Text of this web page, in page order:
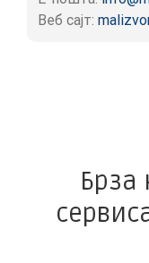
Веб сајт:
Брза